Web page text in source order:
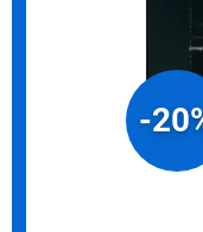
-